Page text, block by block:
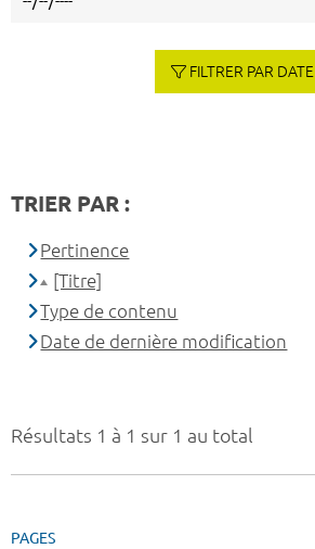
Résultats 1 à 1 sur 1 au total
PAGES
FILTRER PAR DATE
TRIER PAR :
Pertinence
[Titre]
Type de contenu
Date de dernière modification